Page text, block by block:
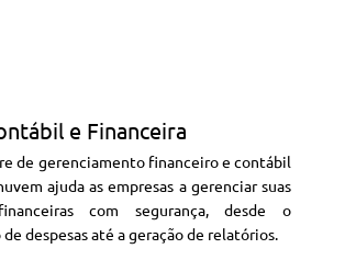
e Financeira
de gerenciamento financeiro e contábil
ajuda as empresas a gerenciar suas
com segurança, desde o
despesas até a geração de relatórios.